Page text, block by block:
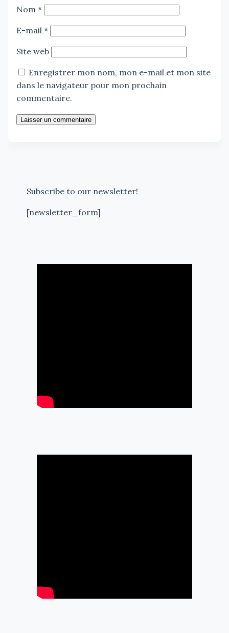
Nom *
E-mail *
Site web
Enregistrer mon nom, mon e-mail et mon site
dans le navigateur pour mon prochain
commentaire.
Laisser un commentaire
Subscribe to our newsletter!
[newsletter_form]